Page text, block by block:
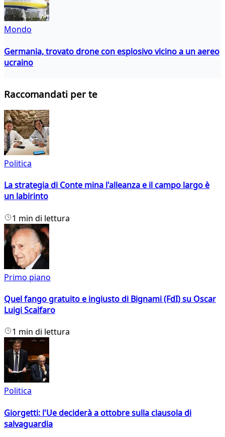
Mondo
Germania, trovato drone con esplosivo vicino a un aereo
ucraino
Raccomandati per te
Politica
La strategia di Conte mina l'alleanza e il campo largo è
un labirinto
1 min di lettura
Primo piano
Quel fango gratuito e ingiusto di Bignami (FdI) su Oscar
Luigi Scalfaro
1 min di lettura
Politica
Giorgetti: l'Ue deciderà a ottobre sulla clausola di
salvaguardia